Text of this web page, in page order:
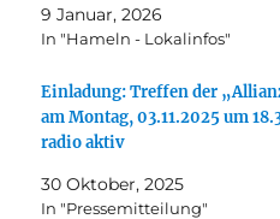
9 Januar, 2026
In "Hameln - Lokalinfos"
Einladung: Treffen der
am Montag, 03.11.2025 um
radio aktiv
30 Oktober, 2025
In "Pressemitteilung"